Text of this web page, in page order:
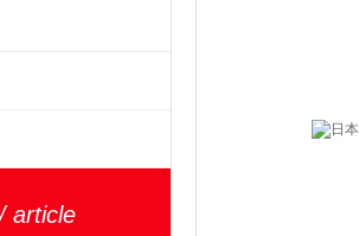
/ article